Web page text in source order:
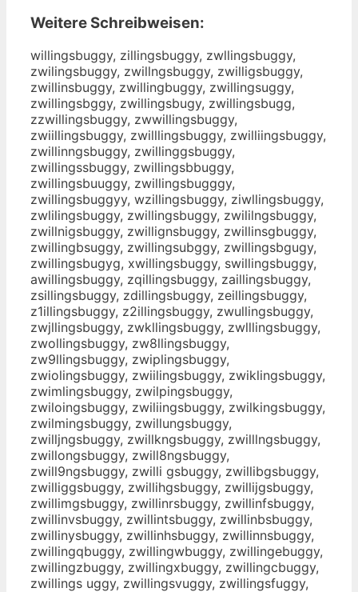
Weitere Schreibweisen:
willingsbuggy, zillingsbuggy, zwllingsbuggy,
zwilingsbuggy, zwillngsbuggy, zwilligsbuggy,
zwillinsbuggy, zwillingbuggy, zwillingsuggy,
zwillingsbggy, zwillingsbugy, zwillingsbugg,
zzwillingsbuggy, zwwillingsbuggy,
zwiillingsbuggy, zwilllingsbuggy, zwilliingsbuggy,
zwillinngsbuggy, zwillinggsbuggy,
zwillingssbuggy, zwillingsbbuggy,
zwillingsbuuggy, zwillingsbugggy,
zwillingsbuggyy, wzillingsbuggy, ziwllingsbuggy,
zwlilingsbuggy, zwillingsbuggy, zwililngsbuggy,
zwillnigsbuggy, zwillignsbuggy, zwillinsgbuggy,
zwillingbsuggy, zwillingsubggy, zwillingsbgugy,
zwillingsbugyg, xwillingsbuggy, swillingsbuggy,
awillingsbuggy, zqillingsbuggy, zaillingsbuggy,
zsillingsbuggy, zdillingsbuggy, zeillingsbuggy,
z1illingsbuggy, z2illingsbuggy, zwullingsbuggy,
zwjllingsbuggy, zwkllingsbuggy, zwlllingsbuggy,
zwollingsbuggy, zw8llingsbuggy,
zw9llingsbuggy, zwiplingsbuggy,
zwiolingsbuggy, zwiilingsbuggy, zwiklingsbuggy,
zwimlingsbuggy, zwilpingsbuggy,
zwiloingsbuggy, zwiliingsbuggy, zwilkingsbuggy,
zwilmingsbuggy, zwillungsbuggy,
zwilljngsbuggy, zwillkngsbuggy, zwilllngsbuggy,
zwillongsbuggy, zwill8ngsbuggy,
zwill9ngsbuggy, zwilli gsbuggy, zwillibgsbuggy,
zwilliggsbuggy, zwillihgsbuggy, zwillijgsbuggy,
zwillimgsbuggy, zwillinrsbuggy, zwillinfsbuggy,
zwillinvsbuggy, zwillintsbuggy, zwillinbsbuggy,
zwillinysbuggy, zwillinhsbuggy, zwillinnsbuggy,
zwillingqbuggy, zwillingwbuggy, zwillingebuggy,
zwillingzbuggy, zwillingxbuggy, zwillingcbuggy,
zwillings uggy, zwillingsvuggy, zwillingsfuggy,